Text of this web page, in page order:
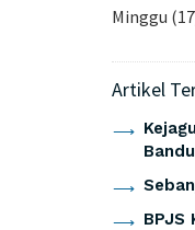
Minggu
Artikel
BPJS